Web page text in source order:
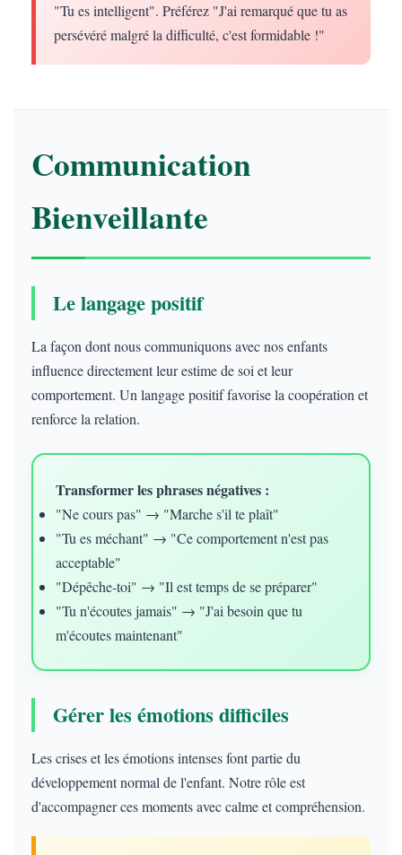
"Tu es intelligent". Préférez "J'ai remarqué que tu as
persévéré malgré la difficulté, c'est formidable !"
Communication
Bienveillante
Le langage positif
La façon dont nous communiquons avec nos enfants
influence directement leur estime de soi et leur
comportement. Un langage positif favorise la coopération et
renforce la relation.
Transformer les phrases négatives :
"Ne cours pas" → "Marche s'il te plaît"
"Tu es méchant" → "Ce comportement n'est pas
acceptable"
"Dépêche-toi" → "Il est temps de se préparer"
"Tu n'écoutes jamais" → "J'ai besoin que tu
m'écoutes maintenant"
Gérer les émotions difficiles
Les crises et les émotions intenses font partie du
développement normal de l'enfant. Notre rôle est
d'accompagner ces moments avec calme et compréhension.